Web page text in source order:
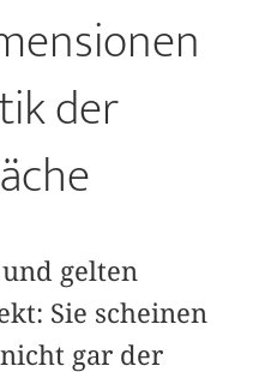
der
gelten
Sie scheinen
gar der